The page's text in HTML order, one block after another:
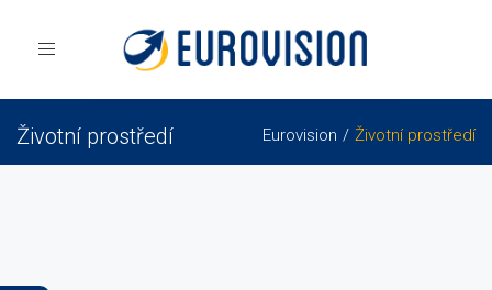
Toggle
Životní prostředí Eurovision Životní prostředí